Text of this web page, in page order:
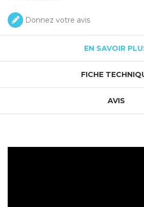
Donnez votre avis
EN SAVOIR
FICHE
AVIS